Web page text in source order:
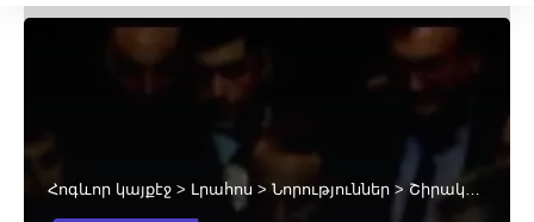
Հոգևոր կայքէջ > Լրահոս > Նորություններ >Շիրակի թեմի առաջնորդ Տ.Միքայել եպիսկոպոս Աջապահյանի մխիթարանքի խոսքը և կոչը Գյումրեցիներին (տեսանյութ)